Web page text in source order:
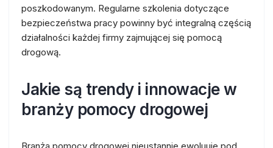
poszkodowanym. Regularne szkolenia dotyczące
bezpieczeństwa pracy powinny być integralną częścią
działalności każdej firmy zajmującej się pomocą
drogową.
Jakie są trendy i innowacje w
branży pomocy drogowej
Branża pomocy drogowej nieustannie ewoluuje pod